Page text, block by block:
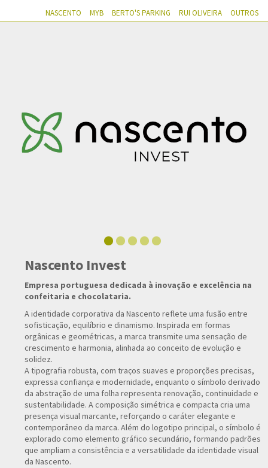
NASCENTO MYB BERTO'S PARKING RUI OLIVEIRA OUTROS
Nascento Invest
Empresa portuguesa dedicada à inovação e excelência na
confeitaria e chocolataria.
A identidade corporativa da Nascento reflete uma fusão entre
sofisticação, equilíbrio e dinamismo. Inspirada em formas
orgânicas e geométricas, a marca transmite uma sensação de
crescimento e harmonia, alinhada ao conceito de evolução e
solidez.
A tipografia robusta, com traços suaves e proporções precisas,
expressa confiança e modernidade, enquanto o símbolo derivado
da abstração de uma folha representa renovação, continuidade e
sustentabilidade. A composição simétrica e compacta cria uma
presença visual marcante, reforçando o caráter elegante e
contemporâneo da marca. Além do logotipo principal, o símbolo é
explorado como elemento gráfico secundário, formando padrões
que ampliam a consistência e a versatilidade da identidade visual
da Nascento.